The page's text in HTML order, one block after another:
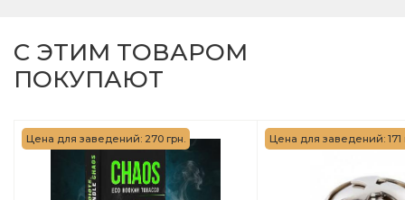
С ЭТИМ ТОВАРОМ
ПОКУПАЮТ
Цена для заведений: 270 грн. Цена для заведений: 171